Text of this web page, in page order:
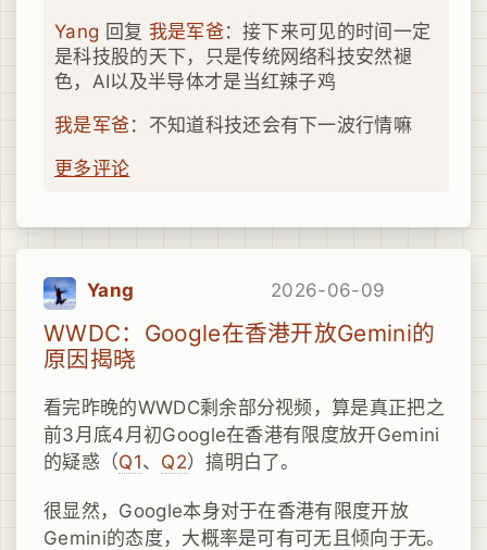
Yang 回复 我是军爸 ：接下来可见的时间一定
是科技股的天下，只是传统网络科技安然褪
色，AI以及半导体才是当红辣子鸡
我是军爸 ：不知道科技还会有下一波行情嘛
更多评论
Yang 2026-06-09
WWDC：Google在香港开放Gemini的
原因揭晓
看完昨晚的WWDC剩余部分视频，算是真正把之
前3月底4月初Google在香港有限度放开Gemini
的疑惑（Q1、 Q2）搞明白了。
很显然，Google本身对于在香港有限度开放
Gemini的态度，大概率是可有可无且倾向于无。